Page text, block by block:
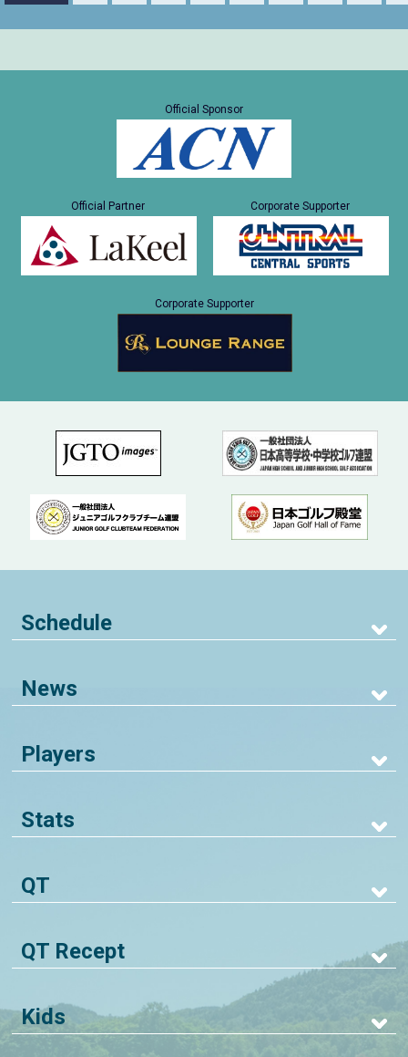
Official Sponsor
Official Partner Corporate Supporter
Corporate Supporter
Schedule
News
Players
Stats
QT
QT Recept
Kids